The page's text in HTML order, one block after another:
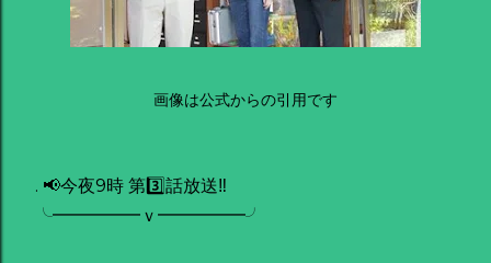
画像は公式からの引用です
. 📢今夜9時 第3️⃣話放送‼️
╰━━━━━ｖ━━━━━╯